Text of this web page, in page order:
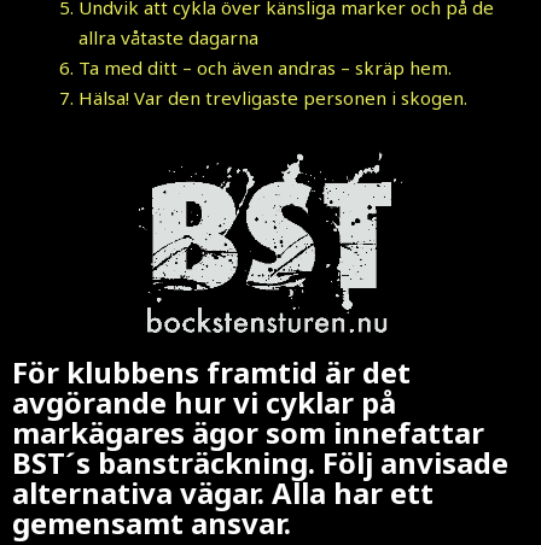
Undvik att cykla över känsliga marker och på de
allra våtaste dagarna
Ta med ditt – och även andras – skräp hem.
Hälsa! Var den trevligaste personen i skogen.
För klubbens framtid är det
avgörande hur vi cyklar på
markägares ägor som innefattar
BST´s bansträckning. Följ anvisade
alternativa vägar. Alla har ett
gemensamt ansvar.